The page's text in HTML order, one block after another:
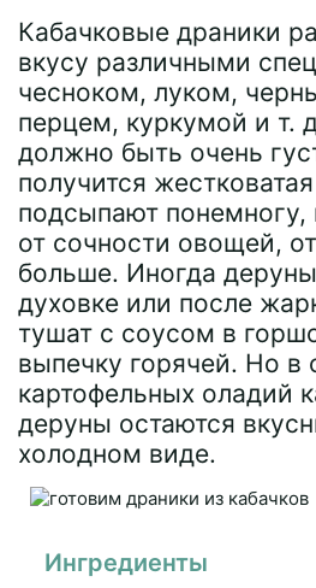
Кабачковые драники
вкусу различными
чесноком, луком,
перцем, куркумой и т.
должно быть очень
получится
подсыпают понемногу,
от сочности овощей,
больше. Иногда
духовке или после
тушат с соусом в
выпечку горячей. Но в
картофельных оладий
деруны остаются
холодном виде.
Ингредиенты